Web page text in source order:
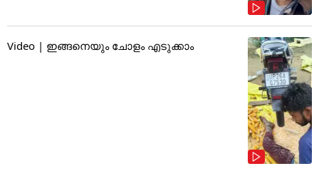
Video | ഇങ്ങനെയും ചോളം എടുക്കാം